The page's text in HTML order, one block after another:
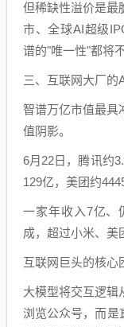
但稀缺性溢价是最
市、全球AI超级
谱的"唯一性"都将
三、互联网大厂的
智谱万亿市值最具
值阴影。
6月22日，腾讯约
129亿，美团约
一家年收入7亿、
成，超过小米、美
互联网巨头的核心
大模型将交互逻辑
浏览公众号，而是